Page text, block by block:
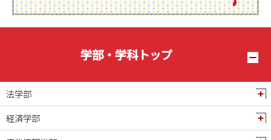
2025年04月
2025年03月
2024年11月
2024年10月
学部・学科トップ
法学部
経済学部